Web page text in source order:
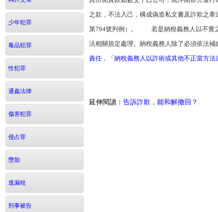
少年犯罪
毒品犯罪
性犯罪
通姦法律
傷害犯罪
侵占罪
墮胎
逃漏稅
刑事被告
之款，不法入己，構成偽造私文書及詐欺之
第794號判例）。 若是納稅義務人以不實之
法相關規定處理。納稅義務人除了必須依法
責任，「納稅義務人以詐術或其他不正當方
延伸閱讀： 告訴詐欺，能和解撤回？